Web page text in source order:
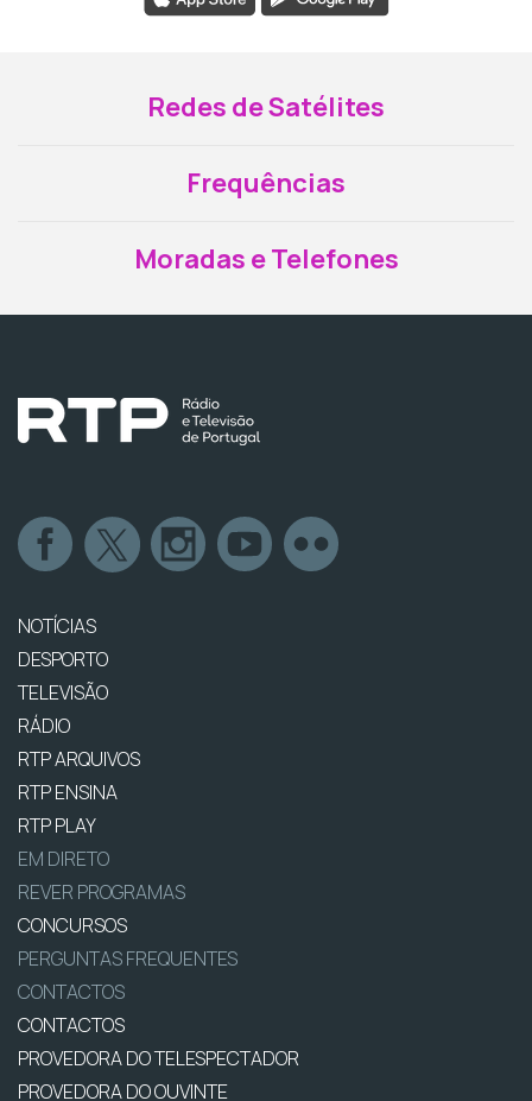
Redes de Satélites
Frequências
Moradas e Telefones
NOTÍCIAS
DESPORTO
TELEVISÃO
RÁDIO
RTP ARQUIVOS
RTP ENSINA
RTP PLAY
EM DIRETO
REVER PROGRAMAS
CONCURSOS
PERGUNTAS FREQUENTES
CONTACTOS
CONTACTOS
PROVEDORA DO TELESPECTADOR
PROVEDORA DO OUVINTE